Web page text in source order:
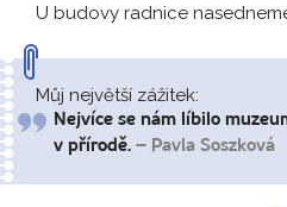
U budovy radnice
Můj největší zážitek:
Nejvíce se nám líbilo
v přírodě. – Pavla Soszková